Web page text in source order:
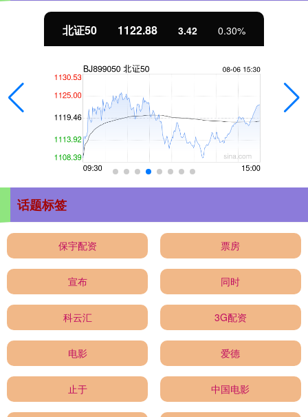
北证50 1122.88 3.42 0.30%
话题标签
保宇配资 票房
宣布 同时
科云汇 3G配资
电影 爱德
止于 中国电影